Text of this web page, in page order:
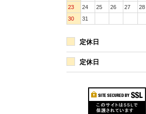
23
24 25 26 27 28
30
31
定休日
定休日